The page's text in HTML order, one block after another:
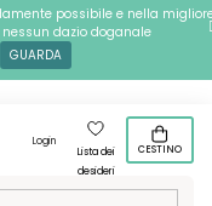
possibile e nella
dazio doganale
GUARDA
Login
Lista dei
desideri
CESTINO